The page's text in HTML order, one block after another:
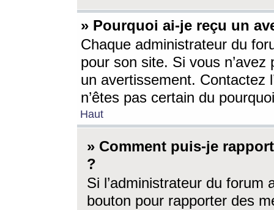
» Pourquoi ai-je reçu un
Chaque administrateur du
pour son site. Si vous
un avertissement. Contactez
n’êtes pas certain du
Haut
» Comment puis-je
?
Si l’administrateur du forum
bouton pour rapporter des